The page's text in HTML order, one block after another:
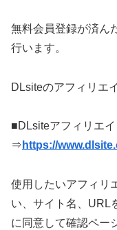
無料会員登録が済ん
行います。
DLsiteのアフィリエ
■DLsiteアフィリエ
⇒ https://
使用したいアフィリ
い、サイト名、URL
に同意して確認ペー